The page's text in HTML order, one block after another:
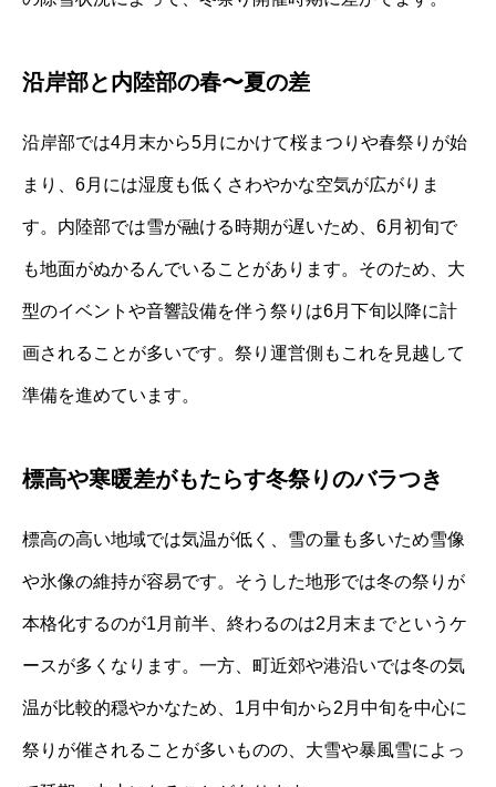
沿岸部と内陸部の春〜夏の差
沿岸部では4月末から5月にかけて桜まつりや春祭りが始
まり、6月には湿度も低くさわやかな空気が広がりま
す。内陸部では雪が融ける時期が遅いため、6月初旬で
も地面がぬかるんでいることがあります。そのため、大
型のイベントや音響設備を伴う祭りは6月下旬以降に計
画されることが多いです。祭り運営側もこれを見越して
準備を進めています。
標高や寒暖差がもたらす冬祭りのバラつき
標高の高い地域では気温が低く、雪の量も多いため雪像
や氷像の維持が容易です。そうした地形では冬の祭りが
本格化するのが1月前半、終わるのは2月末までというケ
ースが多くなります。一方、町近郊や港沿いでは冬の気
温が比較的穏やかなため、1月中旬から2月中旬を中心に
祭りが催されることが多いものの、大雪や暴風雪によっ